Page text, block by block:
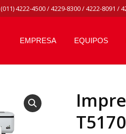
(011) 4222-4500 / 4229-8300 / 4222-8091 /
EMPRESA EQUIPOS
T5170